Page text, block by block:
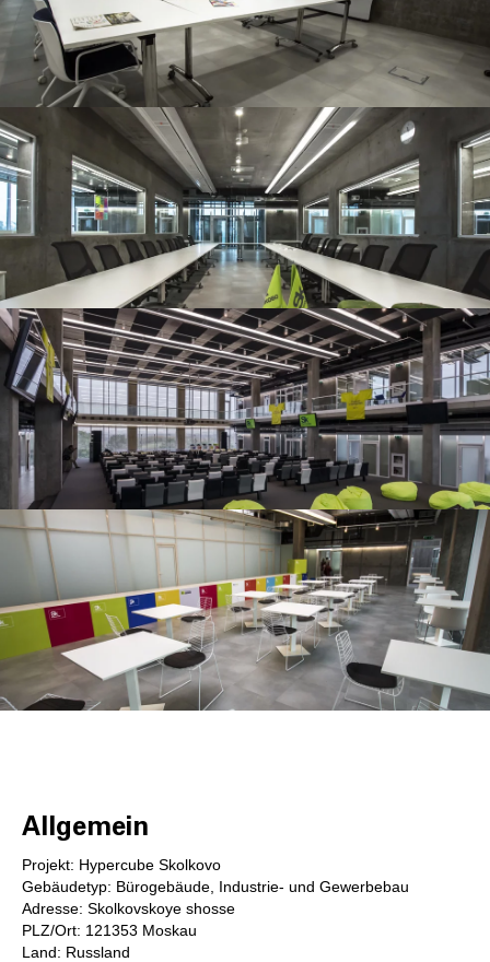
Allgemein
Projekt: Hypercube Skolkovo
Gebäudetyp: Bürogebäude, Industrie- und Gewerbebau
Adresse: Skolkovskoye shosse
PLZ/Ort: 121353 Moskau
Land: Russland